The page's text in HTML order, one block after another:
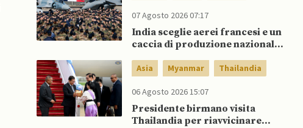
07 Agosto 2026 07:17
India sceglie aerei francesi e un
caccia di produzione nazionale,
parte di Putin
Asia Myanmar Thailandia
06 Agosto 2026 15:07
Presidente birmano visita
Thailandia per riavvicinare